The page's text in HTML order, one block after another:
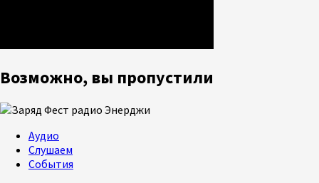
Возможно, вы пропустили
Аудио
Слушаем
События